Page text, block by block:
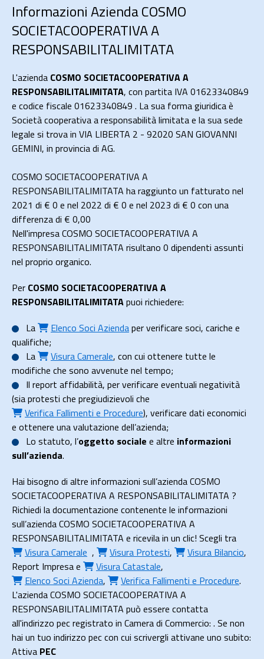
Informazioni Azienda COSMO
SOCIETACOOPERATIVA A
RESPONSABILITALIMITATA
L'azienda COSMO SOCIETACOOPERATIVA A
RESPONSABILITALIMITATA, con partita IVA 01623340849
e codice fiscale 01623340849 . La sua forma giuridica è
Società cooperativa a responsabilità limitata e la sua sede
legale si trova in VIA LIBERTA 2 - 92020 SAN GIOVANNI
GEMINI, in provincia di AG.
COSMO SOCIETACOOPERATIVA A
RESPONSABILITALIMITATA ha raggiunto un fatturato nel
2021 di € 0 e nel 2022 di € 0 e nel 2023 di € 0 con una
differenza di € 0,00
Nell'impresa COSMO SOCIETACOOPERATIVA A
RESPONSABILITALIMITATA risultano 0 dipendenti assunti
nel proprio organico.
Per COSMO SOCIETACOOPERATIVA A
RESPONSABILITALIMITATApuoi richiedere:
La
Elenco Soci Aziendaper verificare soci, cariche e
qualifiche;
La
Visura Camerale, con cui ottenere tutte le
modifiche che sono avvenute nel tempo;
Il report affidabilità, per verificare eventuali negatività
(sia protesti che pregiudizievoli che
Verifica Fallimenti e Procedure), verificare dati economici
e ottenere una valutazione dell’azienda;
Lo statuto, l’oggetto sociale e altre informazioni
sull’azienda.
Hai bisogno di altre informazioni sull’azienda COSMO
SOCIETACOOPERATIVA A RESPONSABILITALIMITATA ?
Richiedi la documentazione contenente le informazioni
sull’azienda COSMO SOCIETACOOPERATIVA A
RESPONSABILITALIMITATA e ricevila in un clic! Scegli tra
Visura Camerale , Visura Protesti, Visura Bilancio,
Report Impresae Visura Catastale,
Elenco Soci Azienda, Verifica Fallimenti e Procedure.
L'azienda COSMO SOCIETACOOPERATIVA A
RESPONSABILITALIMITATA può essere contatta
all'indirizzo pec registrato in Camera di Commercio: . Se non
hai un tuo indirizzo pec con cui scrivergli attivane uno subito:
Attiva PEC